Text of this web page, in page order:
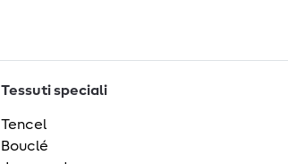
Tessuti speciali
Tencel
Bouclé